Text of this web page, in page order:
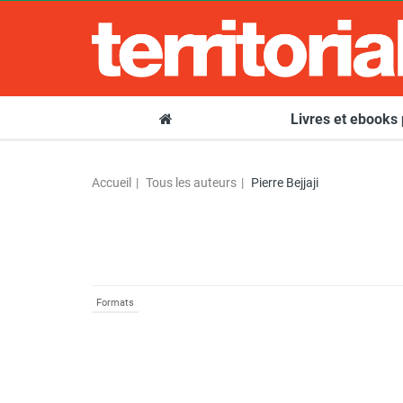
Livres et
Accueil Tous les auteurs Pierre Bejjaji
Formats